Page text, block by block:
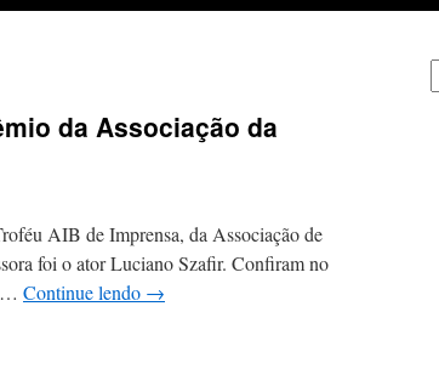
da Associação da
AIB de Imprensa, da Associação de
foi o ator Luciano Szafir. Confiram no
… Continue lendo →